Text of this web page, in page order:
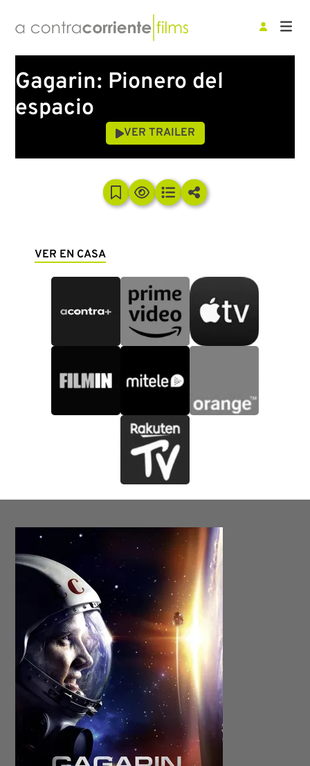
Gagarin: Pionero del
espacio
VER TRAILER
VER EN CASA